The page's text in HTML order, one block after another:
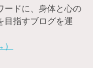
ードに、身体と心の
目指すブログを運